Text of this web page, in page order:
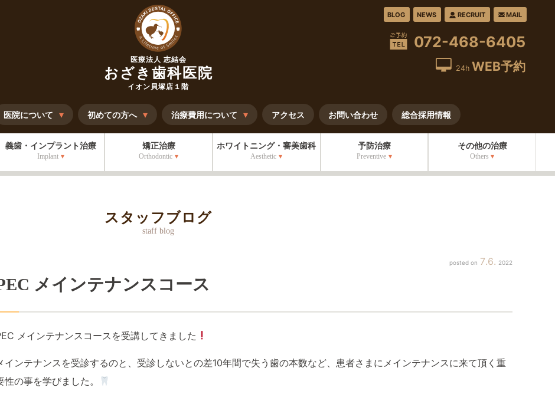
医療法人 志結会
おざき歯科医院
イオン貝塚店１階
BLOG NEWS RECRUIT MAIL
072-468-6405
24h WEB予約
医院について 初めての方へ
義歯・インプラント治療
Implant
矯正治療
Orthodontic
ホワイトニング・審美歯科
Aesthetic
予防治療
Preventive
その他の治療
Others
治療費用について アクセス お問い合わせ 総合採用情報
スタッフブログ
staff blog
7 6 2022
メインテナンスコース
メインテナンスコースを受講してきました
インテナンスを受診するのと、受診しないとの差10年間で失う歯の本数など、患者さまにメインテナンスに来て頂く重
性の事を学びました。